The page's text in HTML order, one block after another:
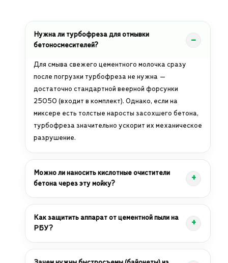
Нужна ли турбофреза для отмывки
бетоносмесителей?
Для смыва свежего цементного молочка сразу
после погрузки турбофреза не нужна —
достаточно стандартной веерной форсунки
25050 (входит в комплект). Однако, если на
миксере есть толстые наросты засохшего бетона,
турбофреза значительно ускорит их механическое
разрушение.
Можно ли наносить кислотные очистители
бетона через эту мойку?
Как защитить аппарат от цементной пыли на
РБУ?